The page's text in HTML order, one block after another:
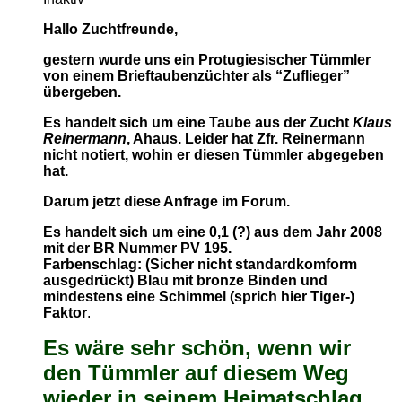
Hallo Zuchtfreunde,
gestern wurde uns ein Protugiesischer Tümmler
von einem Brieftaubenzüchter als “Zuflieger”
übergeben.
Es handelt sich um eine Taube aus der Zucht Klaus
Reinermann, Ahaus. Leider hat Zfr. Reinermann
nicht notiert, wohin er diesen Tümmler abgegeben
hat.
Darum jetzt diese Anfrage im Forum.
Es handelt sich um eine 0,1 (?) aus dem Jahr 2008
mit der BR Nummer PV 195.
Farbenschlag: (Sicher nicht standardkomform
ausgedrückt) Blau mit bronze Binden und
mindestens eine Schimmel (sprich hier Tiger-)
Faktor.
Es wäre sehr schön, wenn wir
den Tümmler auf diesem Weg